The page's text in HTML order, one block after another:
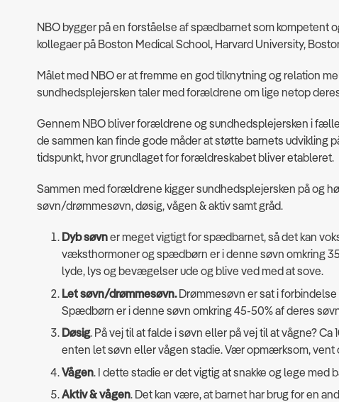
NBO bygger på en forståelse af spædbarnet som kompetent
kollegaer på Boston Medical School, Harvard University,
Målet med NBO er at fremme en god tilknytning og relation
sundhedsplejersken taler med forældrene om lige netop
Gennem NBO bliver forældrene og sundhedsplejersken i
de sammen kan finde gode måder at støtte barnets udvikling
tidspunkt, hvor grundlaget for forældreskabet bliver etableret.
Sammen med forældrene kigger sundhedsplejersken på og
søvn/drømmesøvn, døsig, vågen & aktiv samt gråd.
Dyb søvner meget vigtigt for spædbarnet, så det kan
væksthormoner og spædbørn er i denne søvn omkring
lyde, lys og bevægelser ude og blive ved med at sove.
Let søvn/drømmesøvn.Drømmesøvn er sat i
Spædbørn er i denne søvn omkring 45-50% af deres
Døsig. På vej til at falde i søvn eller på vej til at vågne?
enten let søvn eller vågen stadie. Vær opmærksom, vent
Vågen. I dette stadie er det vigtig at snakke og lege med
Aktiv & vågen. Det kan være, at barnet har brug for en